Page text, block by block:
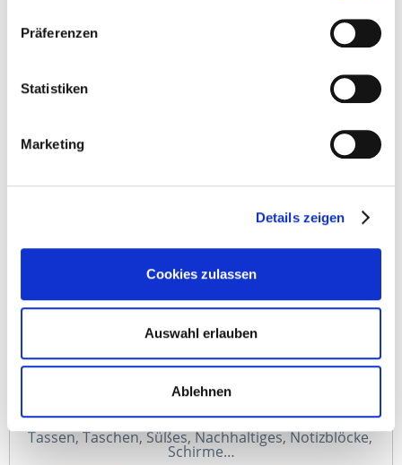
Präferenzen
Statistiken
Marketing
Details zeigen
Cookies zulassen
Auswahl erlauben
Ablehnen
+49 (0)89 329 88 95 00
Freitag 09:00 Uhr – 15:00 Uhr
Tassen, Taschen, Süßes, Nachhaltiges, Notizblöcke,
Schirme…